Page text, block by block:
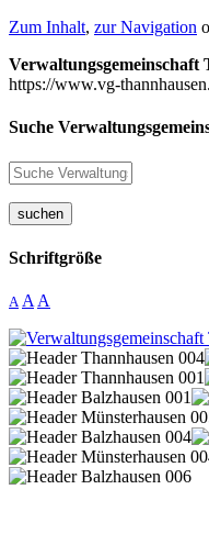
Zum Inhalt, zur Navigation
Verwaltungsgemeinschaft
https://www.vg-
Suche
suchen
Schriftgröße
A A A